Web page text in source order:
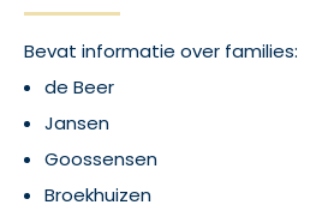
Bevat informatie over families:
de Beer
Jansen
Goossensen
Broekhuizen